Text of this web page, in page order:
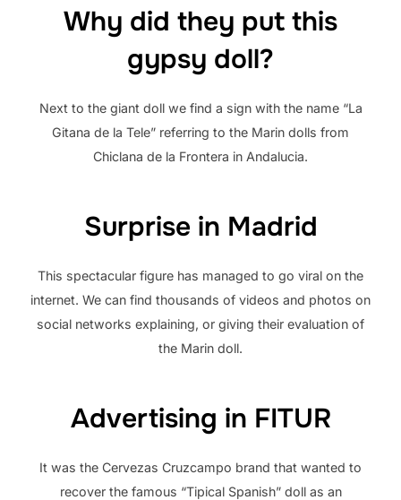
Why did they put this
gypsy doll?
Next to the giant doll we find a sign with the name “La
Gitana de la Tele” referring to the Marin dolls from
Chiclana de la Frontera in Andalucia.
Surprise in Madrid
This spectacular figure has managed to go viral on the
internet. We can find thousands of videos and photos on
social networks explaining, or giving their evaluation of
the Marin doll.
Advertising in FITUR
It was the Cervezas Cruzcampo brand that wanted to
recover the famous “Tipical Spanish” doll as an